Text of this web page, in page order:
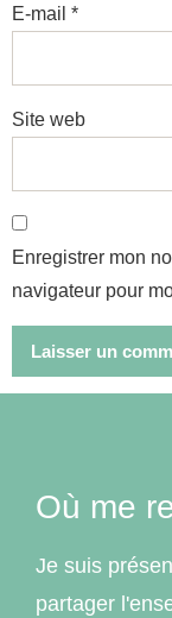
E-mail *
Site web
Enregistrer mon
navigateur pour
Où me
Je suis
partager